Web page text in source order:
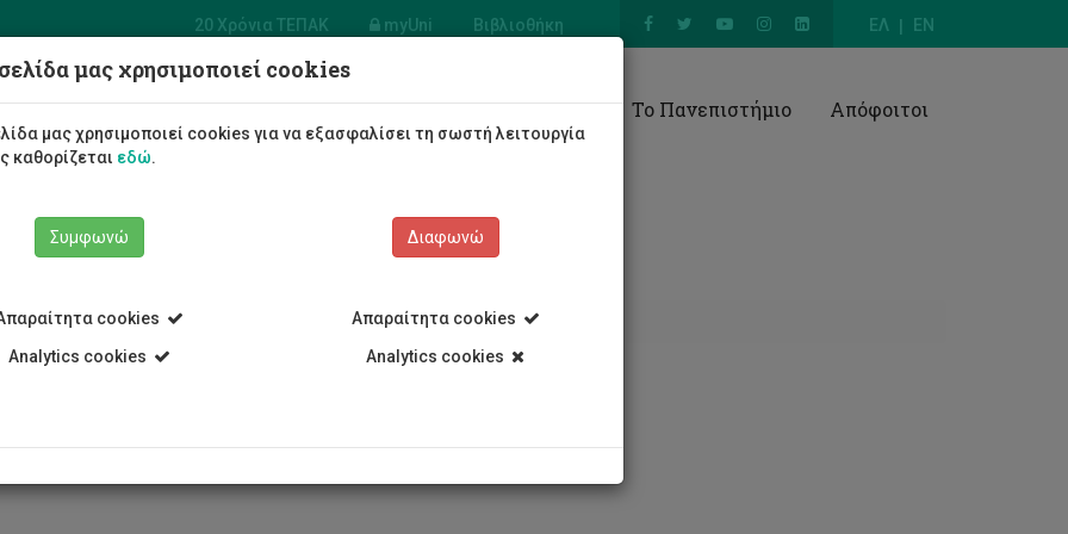
ΕΛ EN
20 Χρόνια ΤΕΠΑΚ myUni Βιβλιοθήκη
Ναυτιλιακών
Φοιτητές/τριες Σπουδές Έρευνα Το Πανεπιστήμιο Απόφοιτοι
Τμήμα Ναυτιλιακών Θαλής Ζης
μας χρησιμοποιεί cookies
μας χρησιμοποιεί cookies για να εξασφαλίσει τη σωστή λειτουργία
καθορίζεται εδώ.
Συμφωνώ
cookies
Analytics cookies
Διαφωνώ
Απαραίτητα cookies
Analytics cookies